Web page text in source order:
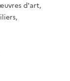
d'art,